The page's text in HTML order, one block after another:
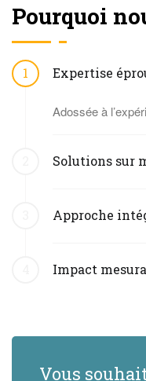
Pourquoi
1 Expertise
Adossée à
Solutions sur
Approche
Impact
Vous